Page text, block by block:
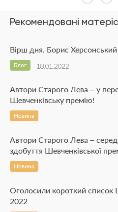
Рекомендовані
Вірш дня. Борис Херсонський
18.01.2022
Блог
Автори Старого Лева – у
Шевченківську премію!
Новина
Автори Старого Лева – серед
здобуття Шевченківської
Новина
Оголосили короткий список
2022